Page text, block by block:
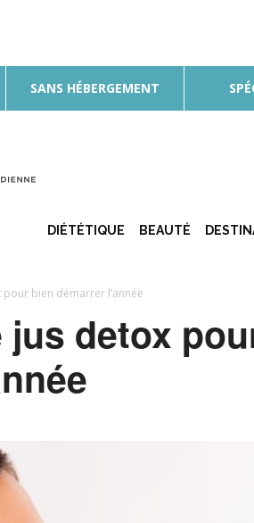
SANS HÉBERGEMENT
Bulle
DIÉTÉTIQUE BEAUTÉ
bien démarrer l’année
jus detox